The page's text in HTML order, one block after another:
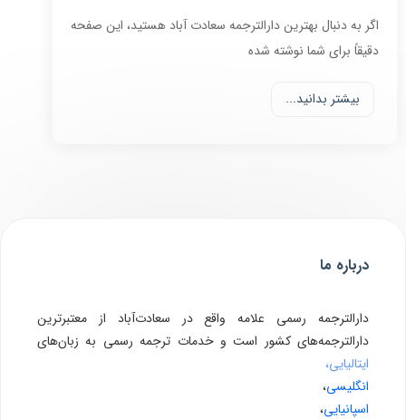
اگر به دنبال بهترین دارالترجمه سعادت آباد هستید، این صفحه
دقیقاً برای شما نوشته شده
بیشتر بدانید...
درباره ما
دارالترجمه رسمی علامه واقع در سعادت‌آباد از معتبرترین
دارالترجمه‌های کشور است و خدمات ترجمه رسمی به زبان‌های
ایتالیایی،
انگلیسی،
اسپانیایی،